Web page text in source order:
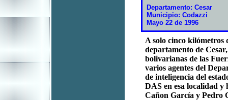
Departamento: Cesar
Municipio: Codazzi
Mayo 22 de 1996
A solo cinco
departamento de
bolivarianas de las
varios agentes del
de inteligencia del
DAS en esa localidad y
Cañon García y Pedro